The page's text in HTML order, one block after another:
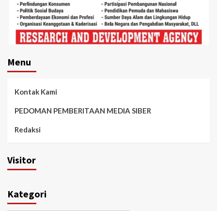
Menu
Kontak Kami
PEDOMAN PEMBERITAAN MEDIA SIBER
Redaksi
Visitor
Kategori